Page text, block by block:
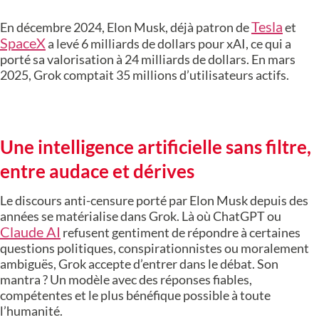
En décembre 2024, Elon Musk, déjà patron deTeslaet
SpaceXa levé 6 milliards de dollars pour xAI, ce qui a
porté sa valorisation à 24 milliards de dollars. En mars
2025, Grok comptait 35 millions d’utilisateurs actifs.
Une intelligence artificielle sans filtre,
entre audace et dérives
Le discours anti-censure porté par Elon Musk depuis des
années se matérialise dans Grok. Là où ChatGPT ou
Claude AI refusent gentiment de répondre à certaines
questions politiques, conspirationnistes ou moralement
ambiguës, Grok accepte d’entrer dans le débat. Son
mantra ? Un modèle avec des réponses fiables,
compétentes et le plus bénéfique possible à toute
l’humanité.